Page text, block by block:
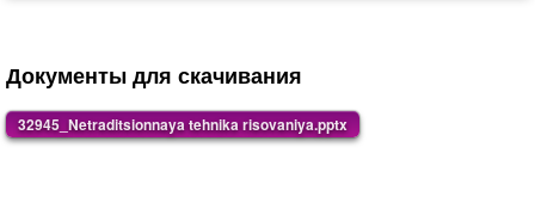
Документы для скачивания
32945_Netraditsionnaya tehnika risovaniya.pptx